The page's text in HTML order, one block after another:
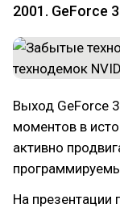
2001. GeForce
Выход GeForce
моментов в
активно
На презентации